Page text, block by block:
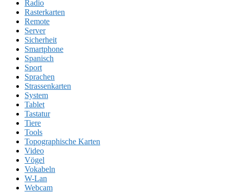
Radio
Rasterkarten
Remote
Server
Sicherheit
Smartphone
Spanisch
Sport
Sprachen
Strassenkarten
System
Tablet
Tastatur
Tiere
Tools
Topographische Karten
Video
Vögel
Vokabeln
W-Lan
Webcam